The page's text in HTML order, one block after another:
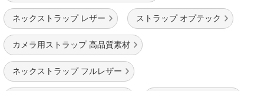
ネックストラップ レザー ストラップ オプテック
カメラ用ストラップ 高品質素材
ネックストラップ フルレザー